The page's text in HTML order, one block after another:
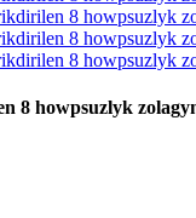
8 howpsuzlyk